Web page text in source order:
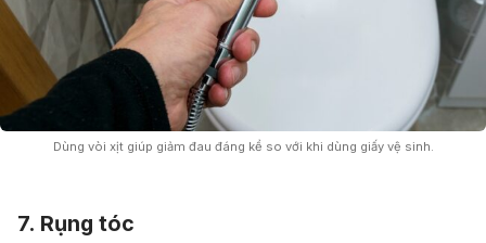
Dùng vòi xịt giúp giảm đau đáng kể so với khi dùng giấy vệ sinh.
7. Rụng tóc